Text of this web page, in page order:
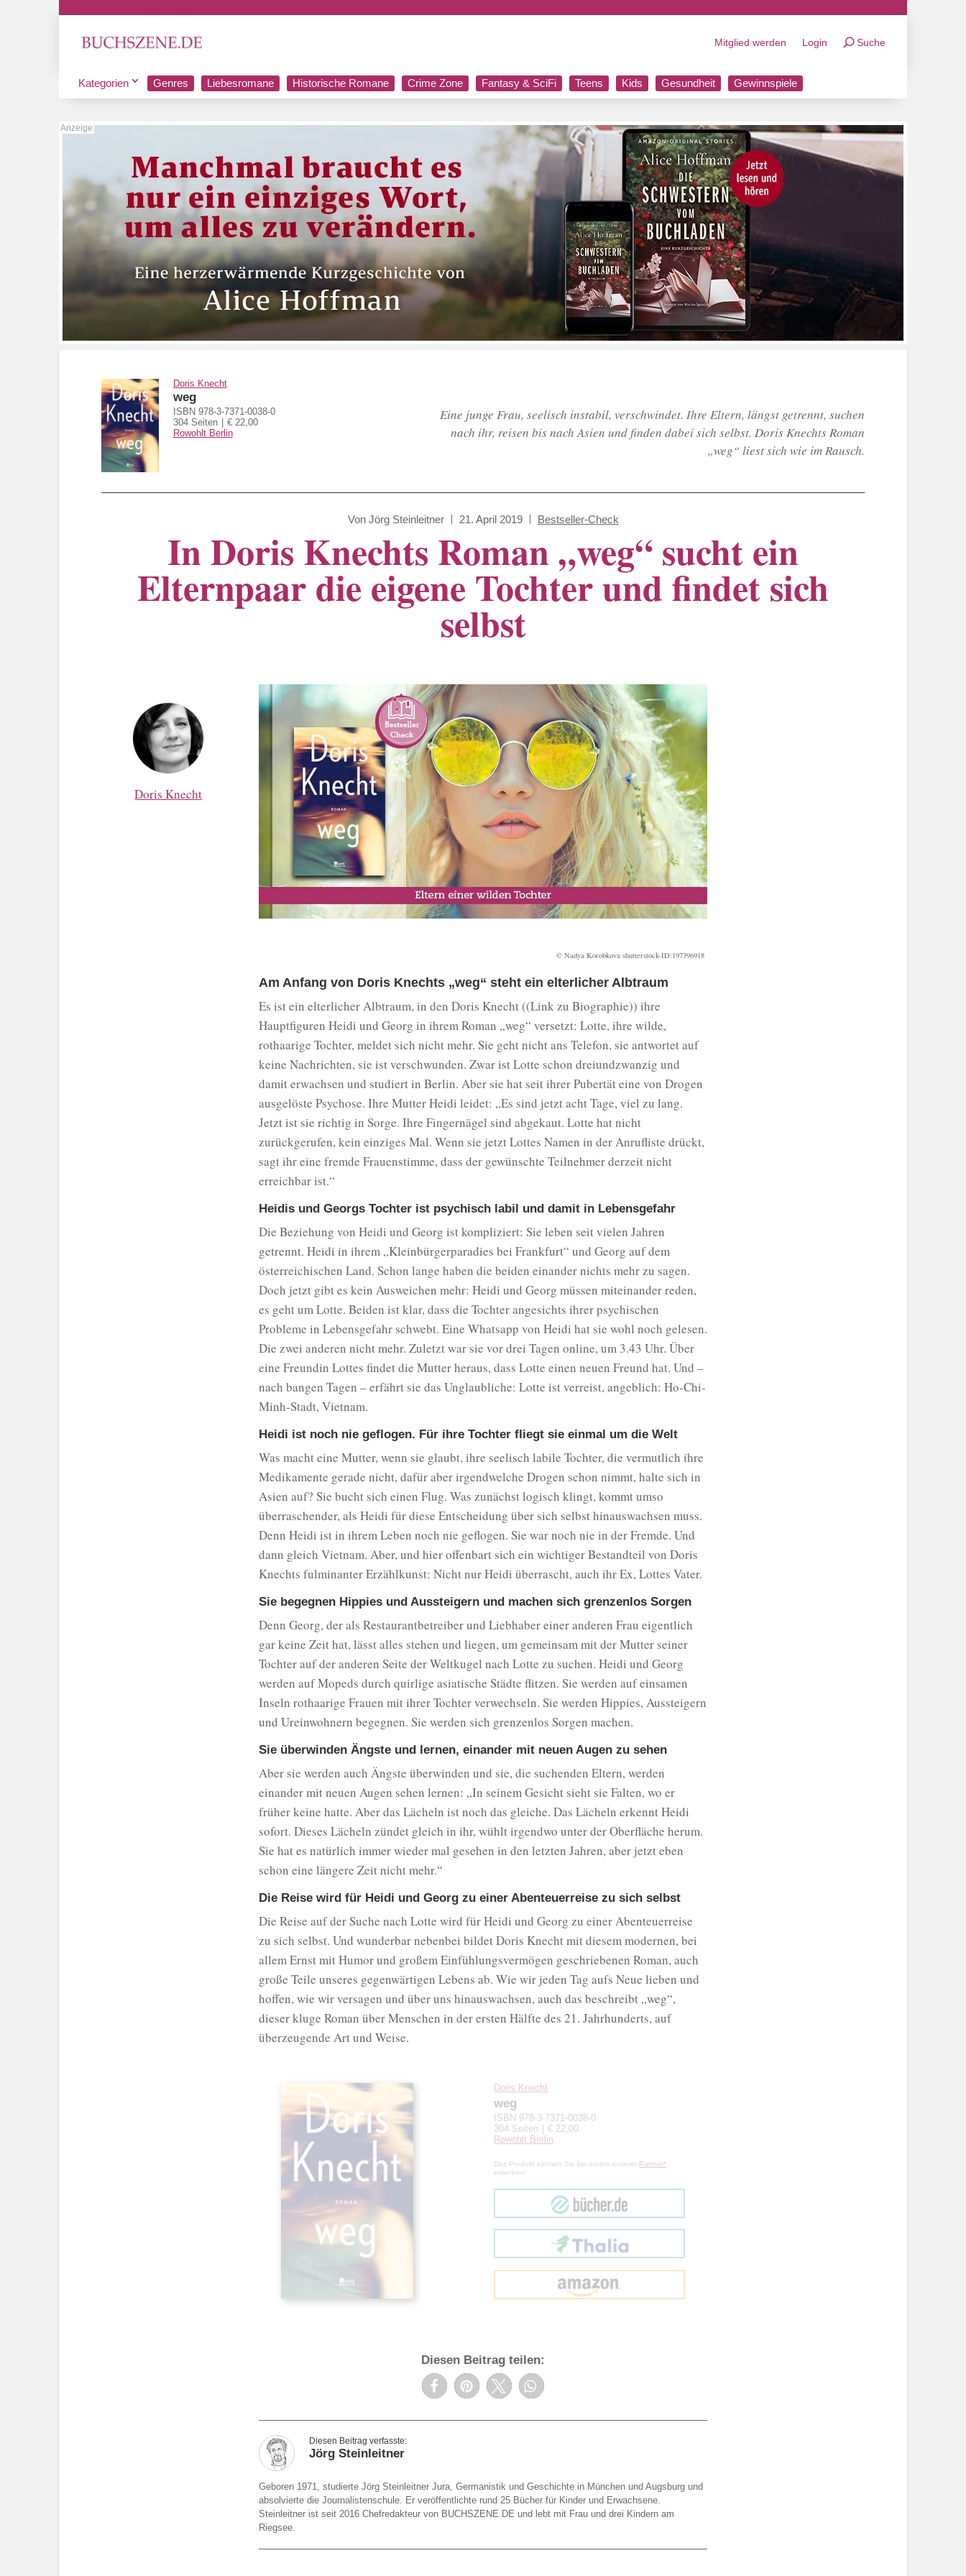
Mitglied werden Login Suche
Kategorien Genres Liebesromane Historische Romane Crime Zone Fantasy & SciFi Teens Kids Gesundheit Gewinnspiele
Doris Knecht
weg
ISBN 978-3-7371-0038-0
304 Seiten
€ 22,00
Rowohlt Berlin
Eine junge Frau, seelisch instabil, verschwindet. Ihre Eltern, längst getrennt, suchen
nach ihr, reisen bis nach Asien und finden dabei sich selbst. Doris Knechts Roman
„weg“ liest sich wie im Rausch.
Von Jörg Steinleitner 21. April 2019 Bestseller-Check
In Doris Knechts Roman „weg“ sucht ein
Elternpaar die eigene Tochter und findet sich
selbst
Doris Knecht
© Nadya Korobkova shutterstock-ID:197396918
Am Anfang von Doris Knechts „weg“ steht ein elterlicher Albtraum
Es ist ein elterlicher Albtraum, in den Doris Knecht ((Link zu Biographie)) ihre
Hauptfiguren Heidi und Georg in ihrem Roman „weg“ versetzt: Lotte, ihre wilde,
rothaarige Tochter, meldet sich nicht mehr. Sie geht nicht ans Telefon, sie antwortet auf
keine Nachrichten, sie ist verschwunden. Zwar ist Lotte schon dreiundzwanzig und
damit erwachsen und studiert in Berlin. Aber sie hat seit ihrer Pubertät eine von Drogen
ausgelöste Psychose. Ihre Mutter Heidi leidet: „Es sind jetzt acht Tage, viel zu lang.
Jetzt ist sie richtig in Sorge. Ihre Fingernägel sind abgekaut. Lotte hat nicht
zurückgerufen, kein einziges Mal. Wenn sie jetzt Lottes Namen in der Anrufliste drückt,
sagt ihr eine fremde Frauenstimme, dass der gewünschte Teilnehmer derzeit nicht
erreichbar ist.“
Heidis und Georgs Tochter ist psychisch labil und damit in Lebensgefahr
Die Beziehung von Heidi und Georg ist kompliziert: Sie leben seit vielen Jahren
getrennt. Heidi in ihrem „Kleinbürgerparadies bei Frankfurt“ und Georg auf dem
österreichischen Land. Schon lange haben die beiden einander nichts mehr zu sagen.
Doch jetzt gibt es kein Ausweichen mehr: Heidi und Georg müssen miteinander reden,
es geht um Lotte. Beiden ist klar, dass die Tochter angesichts ihrer psychischen
Probleme in Lebensgefahr schwebt. Eine Whatsapp von Heidi hat sie wohl noch gelesen.
Die zwei anderen nicht mehr. Zuletzt war sie vor drei Tagen online, um 3.43 Uhr. Über
eine Freundin Lottes findet die Mutter heraus, dass Lotte einen neuen Freund hat. Und –
nach bangen Tagen – erfährt sie das Unglaubliche: Lotte ist verreist, angeblich: Ho-Chi-
Minh-Stadt, Vietnam.
Heidi ist noch nie geflogen. Für ihre Tochter fliegt sie einmal um die Welt
Was macht eine Mutter, wenn sie glaubt, ihre seelisch labile Tochter, die vermutlich ihre
Medikamente gerade nicht, dafür aber irgendwelche Drogen schon nimmt, halte sich in
Asien auf? Sie bucht sich einen Flug. Was zunächst logisch klingt, kommt umso
überraschender, als Heidi für diese Entscheidung über sich selbst hinauswachsen muss.
Denn Heidi ist in ihrem Leben noch nie geflogen. Sie war noch nie in der Fremde. Und
dann gleich Vietnam. Aber, und hier offenbart sich ein wichtiger Bestandteil von Doris
Knechts fulminanter Erzählkunst: Nicht nur Heidi überrascht, auch ihr Ex, Lottes Vater.
Sie begegnen Hippies und Aussteigern und machen sich grenzenlos Sorgen
Denn Georg, der als Restaurantbetreiber und Liebhaber einer anderen Frau eigentlich
gar keine Zeit hat, lässt alles stehen und liegen, um gemeinsam mit der Mutter seiner
Tochter auf der anderen Seite der Weltkugel nach Lotte zu suchen. Heidi und Georg
werden auf Mopeds durch quirlige asiatische Städte flitzen. Sie werden auf einsamen
Inseln rothaarige Frauen mit ihrer Tochter verwechseln. Sie werden Hippies, Aussteigern
und Ureinwohnern begegnen. Sie werden sich grenzenlos Sorgen machen.
Sie überwinden Ängste und lernen, einander mit neuen Augen zu sehen
Aber sie werden auch Ängste überwinden und sie, die suchenden Eltern, werden
einander mit neuen Augen sehen lernen: „In seinem Gesicht sieht sie Falten, wo er
früher keine hatte. Aber das Lächeln ist noch das gleiche. Das Lächeln erkennt Heidi
sofort. Dieses Lächeln zündet gleich in ihr, wühlt irgendwo unter der Oberfläche herum.
Sie hat es natürlich immer wieder mal gesehen in den letzten Jahren, aber jetzt eben
schon eine längere Zeit nicht mehr.“
Die Reise wird für Heidi und Georg zu einer Abenteuerreise zu sich selbst
Die Reise auf der Suche nach Lotte wird für Heidi und Georg zu einer Abenteuerreise
zu sich selbst. Und wunderbar nebenbei bildet Doris Knecht mit diesem modernen, bei
allem Ernst mit Humor und großem Einfühlungsvermögen geschriebenen Roman, auch
große Teile unseres gegenwärtigen Lebens ab. Wie wir jeden Tag aufs Neue lieben und
hoffen, wie wir versagen und über uns hinauswachsen, auch das beschreibt „weg“,
dieser kluge Roman über Menschen in der ersten Hälfte des 21. Jahrhunderts, auf
überzeugende Art und Weise.
Doris Knecht
weg
ISBN 978-3-7371-0038-0
304 Seiten
€ 22,00
Rowohlt Berlin
Das Produkt können Sie bei einem unserer Partner*
erwerben:
bücher.de
Thalia
amazon
Diesen Beitrag teilen:
Jörg Steinleitner
Geboren 1971, studierte Jörg Steinleitner Jura, Germanistik und Geschichte in München und Augsburg und
absolvierte die Journalistenschule. Er veröffentlichte rund 25 Bücher für Kinder und Erwachsene.
Steinleitner ist seit 2016 Chefredakteur von BUCHSZENE.DE und lebt mit Frau und drei Kindern am
Riegsee.